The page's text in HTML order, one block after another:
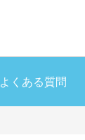
よくある質問